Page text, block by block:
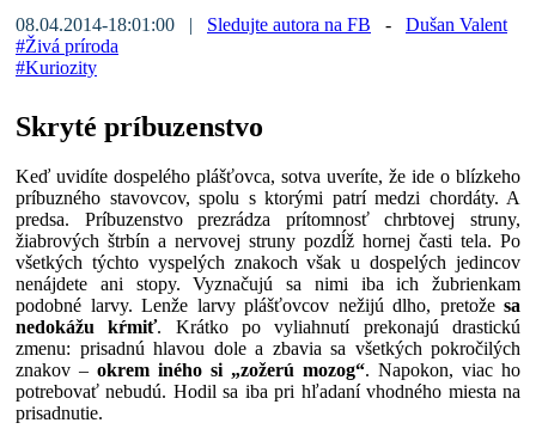
08.04.2014-18:01:00 | Sledujte autora na FB - Dušan Valent
#Živá príroda
#Kuriozity
Skryté príbuzenstvo
Keď uvidíte dospelého plášťovca, sotva uveríte, že ide o blízkeho
príbuzného stavovcov, spolu s ktorými patrí medzi chordáty. A
predsa. Príbuzenstvo prezrádza prítomnosť chrbtovej struny,
žiabrových štrbín a nervovej struny pozdĺž hornej časti tela. Po
všetkých týchto vyspelých znakoch však u dospelých jedincov
nenájdete ani stopy. Vyznačujú sa nimi iba ich žubrienkam
podobné larvy. Lenže larvy plášťovcov nežijú dlho, pretože sa
nedokážu kŕmiť. Krátko po vyliahnutí prekonajú drastickú
zmenu: prisadnú hlavou dole a zbavia sa všetkých pokročilých
znakov – okrem iného si „zožerú mozog“. Napokon, viac ho
potrebovať nebudú. Hodil sa iba pri hľadaní vhodného miesta na
prisadnutie.